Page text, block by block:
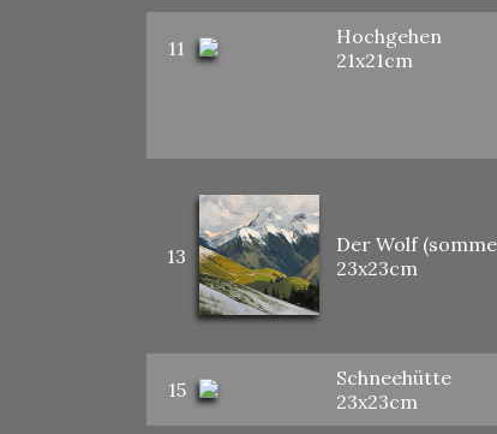
11
Hochgehen
21x21cm
13
Der Wolf
23x23cm
15
Schneehütte
23x23cm